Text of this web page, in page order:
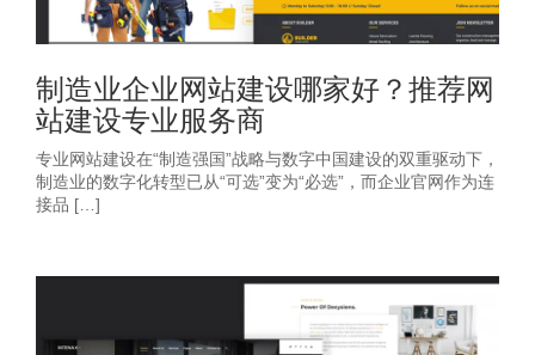
制造业企业网站建设哪家好？推荐网
站建设专业服务商
专业网站建设在“制造强国”战略与数字中国建设的双重驱动下，
制造业的数字化转型已从“可选”变为“必选”，而企业官网作为连
接品 […]